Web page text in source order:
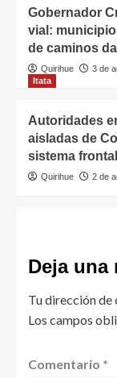
Gobernador
vial:
de caminos
Quirihue 3 de
Itata
Autoridades
aisladas de
sistema frontal
Quirihue 2 de
Deja una
Tu dirección
Los campos
Comentario *